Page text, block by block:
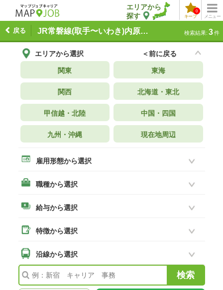
メニュー
キープ
0
エリアから
探す
JR常磐線(取手〜いわき)内原駅周辺 の求人一覧
戻る 検索結果: 3件
エリアから選択
＜前に戻る
関東
東海
関西 北海道・東北
甲信越・北陸 中国・四国
九州・沖縄 現在地周辺
雇用形態から選択
職種から選択
給与から選択
特徴から選択
沿線から選択